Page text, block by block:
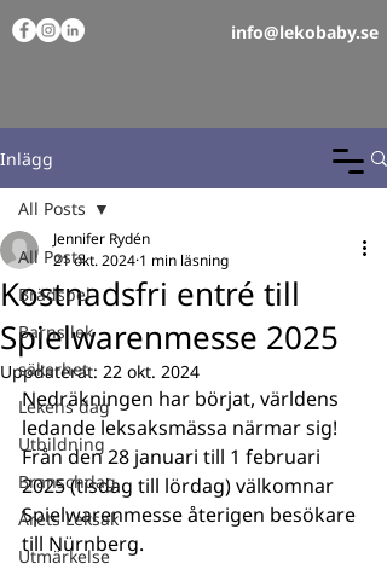
info@lekobaby.se
Inlägg
All Posts
Brädspel
Barns lek
säkerhet
Lekens dag
Utbildning
Branschdag
Årets Leksak
Utmärkelse
All Posts
Kostnadsfri entré till
Spielwarenmesse 2025
Jennifer Rydén
21 okt. 2024 1 min läsning
Uppdaterat: 22 okt. 2024
Nedräkningen har börjat, världens
ledande leksaksmässa närmar sig!
Från den 28 januari till 1 februari
2025 (tisdag till lördag) välkomnar
Spielwarenmesse återigen besökare
till Nürnberg.